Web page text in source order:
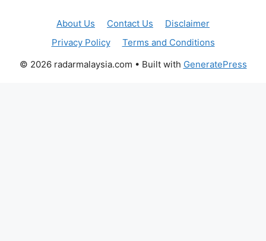
About Us Contact Us
Disclaimer
Privacy Policy
Terms and Conditions
© 2026 radarmalaysia.com • Built with GeneratePress